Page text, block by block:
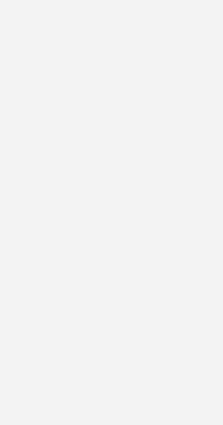
widmet sich unsere Redaktion in
und beleuchtet es von
Trinkwasser-Installationen
mit Trinkwasser ist die Einhaltung
in der Trinkwasser-Installation
sind viele verschiedene Aspekte zu
muss so geplant und ausgeführt
und Kaltwassertemperaturen
vermieden und ein
sichergestellt werden können. Auf
SHK-Betriebe hier in der Praxis
täglichen Spannungsfeld zwischen